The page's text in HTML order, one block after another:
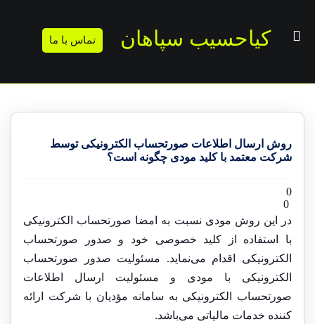
کیاحسیب سپاهان تماس با ما
روش ارسال اطلاعات صورتحساب الکترونیکی توسط
شرکت معتمد با کلید مودی چگونه است؟
0
0
در این روش مودی نسبت به امضا صورتحساب الکترونیکی
با استفاده از کلید خصوصی خود و صدور صورتحساب
الکترونیکی اقدام می‌نماید. مسئولیت صدور صورتحساب
الکترونیکی با مودی و مسئولیت ارسال اطلاعات
صورتحساب الکترونیکی به سامانه مؤدیان با شرکت ارائه
کننده خدمات مالیاتی می‌باشد.